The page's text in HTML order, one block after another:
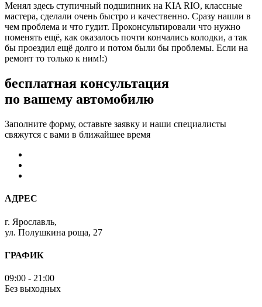
Менял здесь ступичный подшипник на KIA RIO, классные
мастера, сделали очень быстро и качественно. Сразу нашли в
чем проблема и что гудит. Проконсультировали что нужно
поменять ещё, как оказалось почти кончались колодки, а так
бы проездил ещё долго и потом были бы проблемы. Если на
ремонт то только к ним!:)
бесплатная консультация
по вашему автомобилю
Заполните форму, оставьте заявку и наши специалисты
свяжутся с вами в ближайшее время
АДРЕС
г. Ярославль,
ул. Полушкина роща, 27
ГРАФИК
09:00 - 21:00
Без выходных